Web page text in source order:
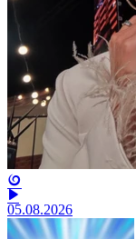
05.08.2026